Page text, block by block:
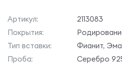
Артикул:
2113083
Покрытия:
Тип вставки:
Фианит,
Проба:
Серебро